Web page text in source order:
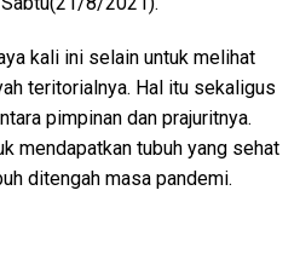
kali ini selain untuk melihat
teritorialnya. Hal itu sekaligus
pimpinan dan prajuritnya.
mendapatkan tubuh yang sehat
ditengah masa pandemi.